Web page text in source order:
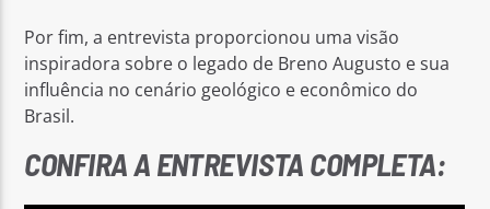
Por fim, a entrevista proporcionou uma visão
inspiradora sobre o legado de Breno Augusto e sua
influência no cenário geológico e econômico do
Brasil.
CONFIRA A ENTREVISTA COMPLETA: